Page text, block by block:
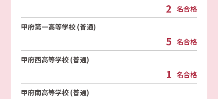
2 名合格
甲府第一高等学校 (普通)
5 名合格
甲府西高等学校 (普通)
1 名合格
甲府南高等学校 (普通)